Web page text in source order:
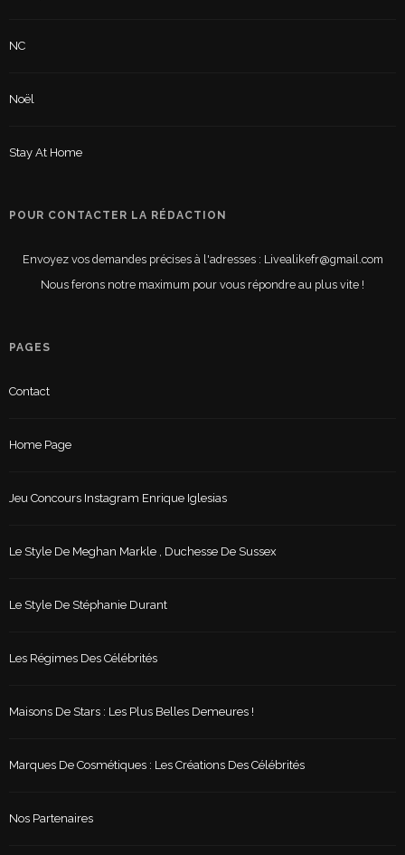
NC
Noël
Stay At Home
POUR CONTACTER LA RÉDACTION
Envoyez vos demandes précises à l'adresses : Livealikefr@gmail.com
Nous ferons notre maximum pour vous répondre au plus vite !
PAGES
Contact
Home Page
Jeu Concours Instagram Enrique Iglesias
Le Style De Meghan Markle , Duchesse De Sussex
Le Style De Stéphanie Durant
Les Régimes Des Célébrités
Maisons De Stars : Les Plus Belles Demeures !
Marques De Cosmétiques : Les Créations Des Célébrités
Nos Partenaires